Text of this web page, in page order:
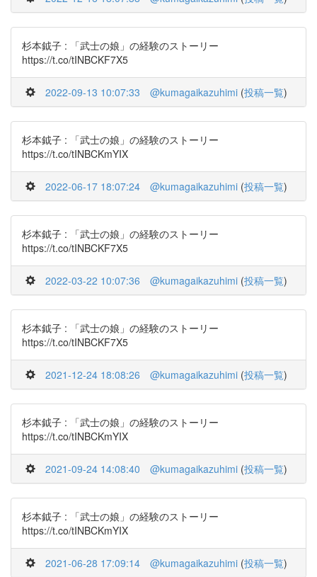
杉本鉞子 : 「武士の娘」の経験のストーリー
https://t.co/tINBCKF7X5
2022-09-13 10:07:33 @kumagaikazuhimi (投稿一覧)
杉本鉞子 : 「武士の娘」の経験のストーリー
https://t.co/tINBCKmYIX
2022-06-17 18:07:24 @kumagaikazuhimi (投稿一覧)
杉本鉞子 : 「武士の娘」の経験のストーリー
https://t.co/tINBCKF7X5
2022-03-22 10:07:36 @kumagaikazuhimi (投稿一覧)
杉本鉞子 : 「武士の娘」の経験のストーリー
https://t.co/tINBCKF7X5
2021-12-24 18:08:26 @kumagaikazuhimi (投稿一覧)
杉本鉞子 : 「武士の娘」の経験のストーリー
https://t.co/tINBCKmYIX
2021-09-24 14:08:40 @kumagaikazuhimi (投稿一覧)
杉本鉞子 : 「武士の娘」の経験のストーリー
https://t.co/tINBCKmYIX
2021-06-28 17:09:14 @kumagaikazuhimi (投稿一覧)